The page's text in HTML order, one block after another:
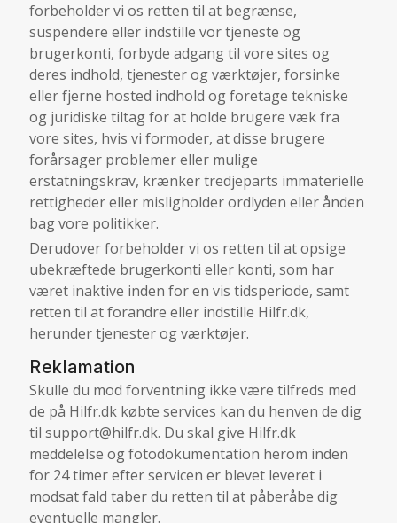
forbeholder vi os retten til at begrænse,
suspendere eller indstille vor tjeneste og
brugerkonti, forbyde adgang til vore sites og
deres indhold, tjenester og værktøjer, forsinke
eller fjerne hosted indhold og foretage tekniske
og juridiske tiltag for at holde brugere væk fra
vore sites, hvis vi formoder, at disse brugere
forårsager problemer eller mulige
erstatningskrav, krænker tredjeparts immaterielle
rettigheder eller misligholder ordlyden eller ånden
bag vore politikker.
Derudover forbeholder vi os retten til at opsige
ubekræftede brugerkonti eller konti, som har
været inaktive inden for en vis tidsperiode, samt
retten til at forandre eller indstille Hilfr.dk,
herunder tjenester og værktøjer.
Reklamation
Skulle du mod forventning ikke være tilfreds med
de på Hilfr.dk købte services kan du henven de dig
til support@hilfr.dk. Du skal give Hilfr.dk
meddelelse og fotodokumentation herom inden
for 24 timer efter servicen er blevet leveret i
modsat fald taber du retten til at påberåbe dig
eventuelle mangler.